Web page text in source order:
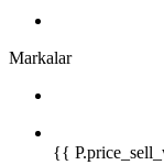
Markalar
{{